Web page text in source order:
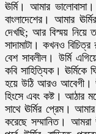
ঊর্মি। আমার
বাংলাদেশের। আমার
দেখছি; আর বিস্ময় নিয়ে
সাদামাটা। কখনও
বেশ সাবলীল। উর্মি
কবি সাহিত্যিক। ঊর্মিকে
হয়ে উঠি আরও আবেগী।
হিংসে এবং কষ্ট। আঠার
সাথে ঊর্মির প্রেম।
করেছে সম্মানিত।